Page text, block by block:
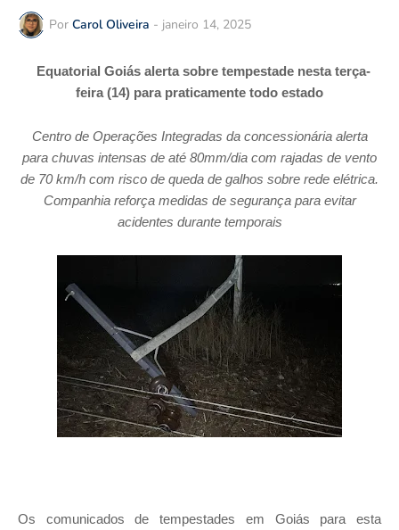
Por Carol Oliveira - janeiro 14, 2025
Equatorial Goiás alerta sobre tempestade nesta terça-
feira (14) para praticamente todo estado
Centro de Operações Integradas da concessionária alerta
para chuvas intensas de até 80mm/dia com rajadas de vento
de 70 km/h com risco de queda de galhos sobre rede elétrica.
Companhia reforça medidas de segurança para evitar
acidentes durante temporais
Os comunicados de tempestades em Goiás para esta